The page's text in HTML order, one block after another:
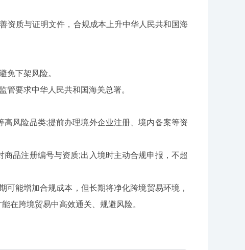
质与证明文件，合规成本上升中华人民共和国海
下架风险。
要求中华人民共和国海关总署。
风险品类;提前办理境外企业注册、境内备案等资
品注册编号与资质;出入境时主动合规申报，不超
能增加合规成本，但长期将净化跨境贸易环境，
在跨境贸易中高效通关、规避风险。